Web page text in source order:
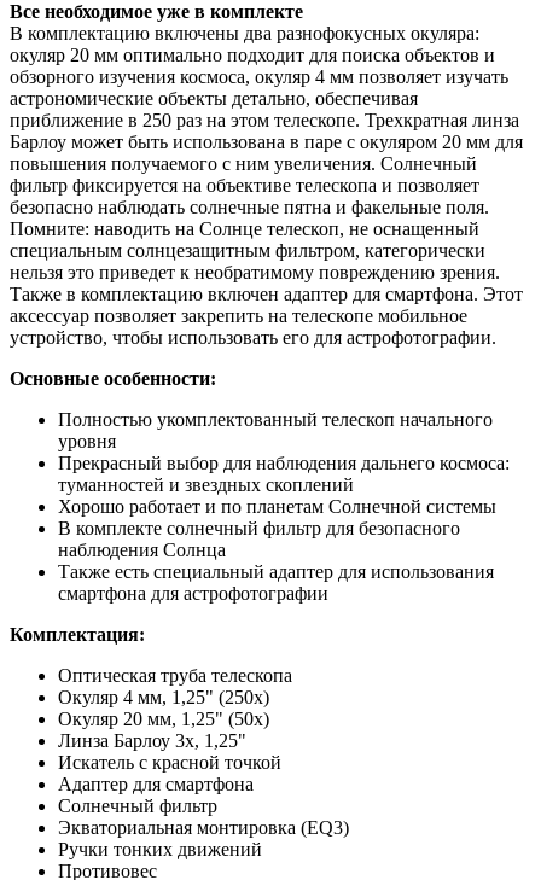
Все необходимое уже в комплекте
В комплектацию включены два разнофокусных окуляра:
окуляр 20 мм оптимально подходит для поиска объектов и
обзорного изучения космоса, окуляр 4 мм позволяет изучать
астрономические объекты детально, обеспечивая
приближение в 250 раз на этом телескопе. Трехкратная линза
Барлоу может быть использована в паре с окуляром 20 мм для
повышения получаемого с ним увеличения. Солнечный
фильтр фиксируется на объективе телескопа и позволяет
безопасно наблюдать солнечные пятна и факельные поля.
Помните: наводить на Солнце телескоп, не оснащенный
специальным солнцезащитным фильтром, категорически
нельзя это приведет к необратимому повреждению зрения.
Также в комплектацию включен адаптер для смартфона. Этот
аксессуар позволяет закрепить на телескопе мобильное
устройство, чтобы использовать его для астрофотографии.
Основные особенности:
Полностью укомплектованный телескоп начального
уровня
Прекрасный выбор для наблюдения дальнего космоса:
туманностей и звездных скоплений
Хорошо работает и по планетам Солнечной системы
В комплекте солнечный фильтр для безопасного
наблюдения Солнца
Также есть специальный адаптер для использования
смартфона для астрофотографии
Комплектация:
Оптическая труба телескопа
Окуляр 4 мм, 1,25" (250х)
Окуляр 20 мм, 1,25" (50х)
Линза Барлоу 3х, 1,25"
Искатель с красной точкой
Адаптер для смартфона
Солнечный фильтр
Экваториальная монтировка (EQ3)
Ручки тонких движений
Противовес